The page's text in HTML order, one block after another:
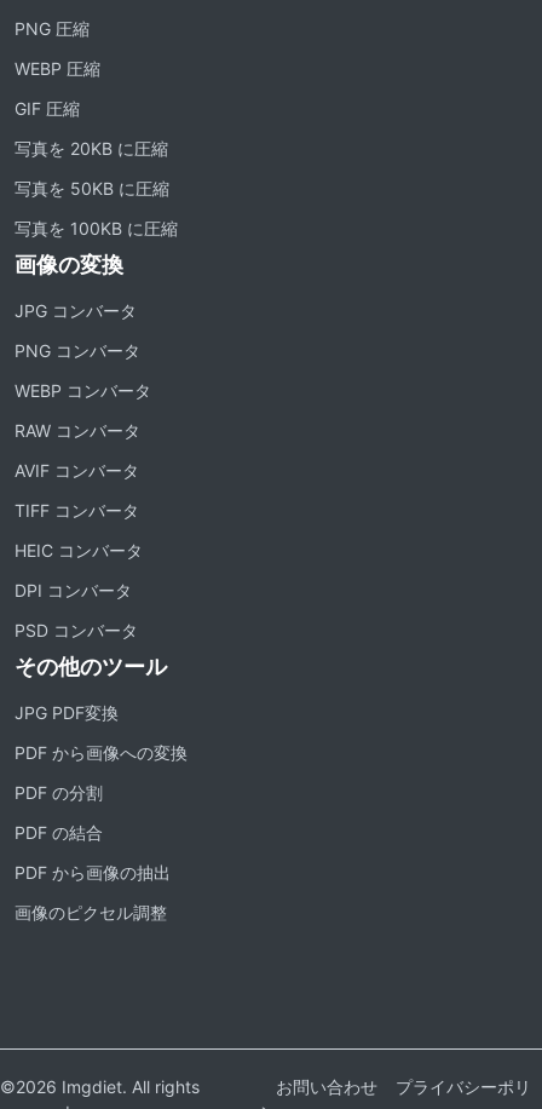
PNG 圧縮
WEBP 圧縮
GIF 圧縮
写真を 20KB に圧縮
写真を 50KB に圧縮
写真を 100KB に圧縮
画像の変換
JPG コンバータ
PNG コンバータ
WEBP コンバータ
RAW コンバータ
AVIF コンバータ
TIFF コンバータ
HEIC コンバータ
DPI コンバータ
PSD コンバータ
その他のツール
JPG PDF変換
PDF から画像への変換
PDF の分割
PDF の結合
PDF から画像の抽出
画像のピクセル調整
©2026 Imgdiet. All rights
お問い合わせ
プライバシーポリ